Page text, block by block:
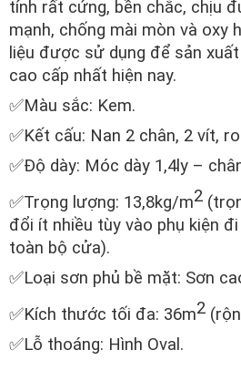
tính rất cứng, bền chắc, chịu
mạnh, chống mài mòn và oxy
liệu được sử dụng để sản
cao cấp nhất hiện nay.
✅Màu sắc: Kem.
✅Kết cấu: Nan 2 chân, 2 vít,
✅Độ dày: Móc dày 1,4ly –
✅Trọng lượng: 13,8kg/m2
đổi ít nhiều tùy vào phụ kiện
toàn bộ cửa).
✅Loại sơn phủ bề mặt: Sơn
✅Kích thước tối đa: 36m2
✅Lỗ thoáng: Hình Oval.